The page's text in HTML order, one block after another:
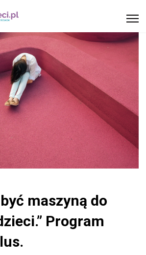
maszyną do
Program